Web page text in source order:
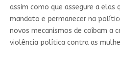
assim como que assegure a elas
mandato e permanecer na
novos mecanismos de coíbam a
violência política contra as